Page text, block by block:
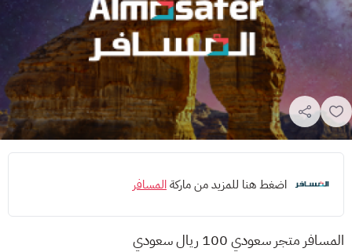
اضغط هنا للمزيد من ماركةالمسافر
المسافر متجر سعودي 100 ريال سعودي